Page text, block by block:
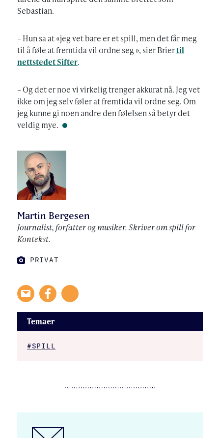
Sebastian.
– Hun sa at «jeg vet bare er et spill, men det får meg
til å føle at fremtida vil ordne seg », sier Briertil
nettstedet Sifter.
– Og det er noe vi virkelig trenger akkurat nå. Jeg vet
ikke om jeg selv føler at fremtida vil ordne seg. Om
jeg kunne gi noen andre den følelsen så betyr det
veldig mye.
Martin Bergesen
Journalist, forfatter og musiker. Skriver om spill for
Kontekst.
FOTO:
PRIVAT
Temaer
#SPILL